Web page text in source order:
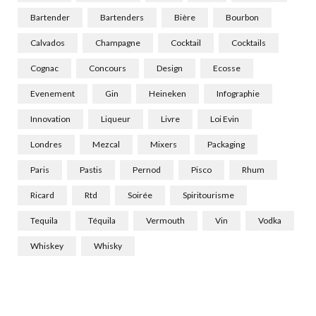
Bartender Bartenders Bière Bourbon
Calvados Champagne Cocktail Cocktails
Cognac Concours Design Ecosse
Evenement Gin Heineken Infographie
Innovation Liqueur Livre Loi Evin
Londres Mezcal Mixers Packaging
Paris Pastis Pernod Pisco Rhum
Ricard Rtd Soirée Spiritourisme
Tequila Téquila Vermouth Vin Vodka
Whiskey Whisky